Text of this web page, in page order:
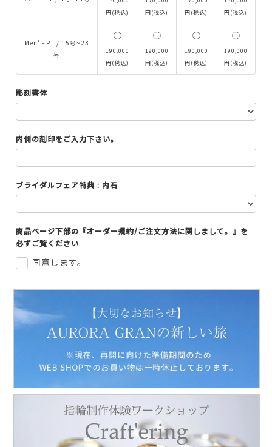
円(税込)
円(税込)
円(税込)
円(税込)
Men' - PT / 15号~23
号
190,000
円(税込)
190,000
円(税込)
190,000
円(税込)
190,000
円(税込)
彫刻書体
内側の刻印をご入力下さい。
ブライダルフェア特典 : 内石
商品ページ下部の『オーダー規約/ご注文方法に関しまして。』を
必ずご覧ください
同意します。